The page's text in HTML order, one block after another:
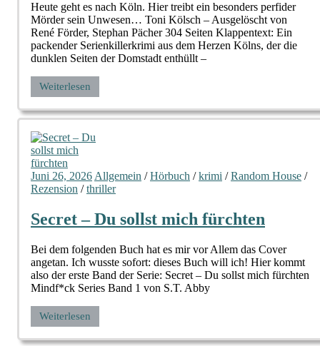
Heute geht es nach Köln. Hier treibt ein besonders perfider
Mörder sein Unwesen… Toni Kölsch – Ausgelöscht von
René Förder, Stephan Pächer 304 Seiten Klappentext: Ein
packender Serienkillerkrimi aus dem Herzen Kölns, der die
dunklen Seiten der Domstadt enthüllt –
Weiterlesen
Juni 26, 2026 Allgemein /Hörbuch /krimi /Random House /
Rezension /thriller
Secret – Du sollst mich fürchten
Bei dem folgenden Buch hat es mir vor Allem das Cover
angetan. Ich wusste sofort: dieses Buch will ich! Hier kommt
also der erste Band der Serie: Secret – Du sollst mich fürchten
Mindf*ck Series Band 1 von S.T. Abby
Weiterlesen